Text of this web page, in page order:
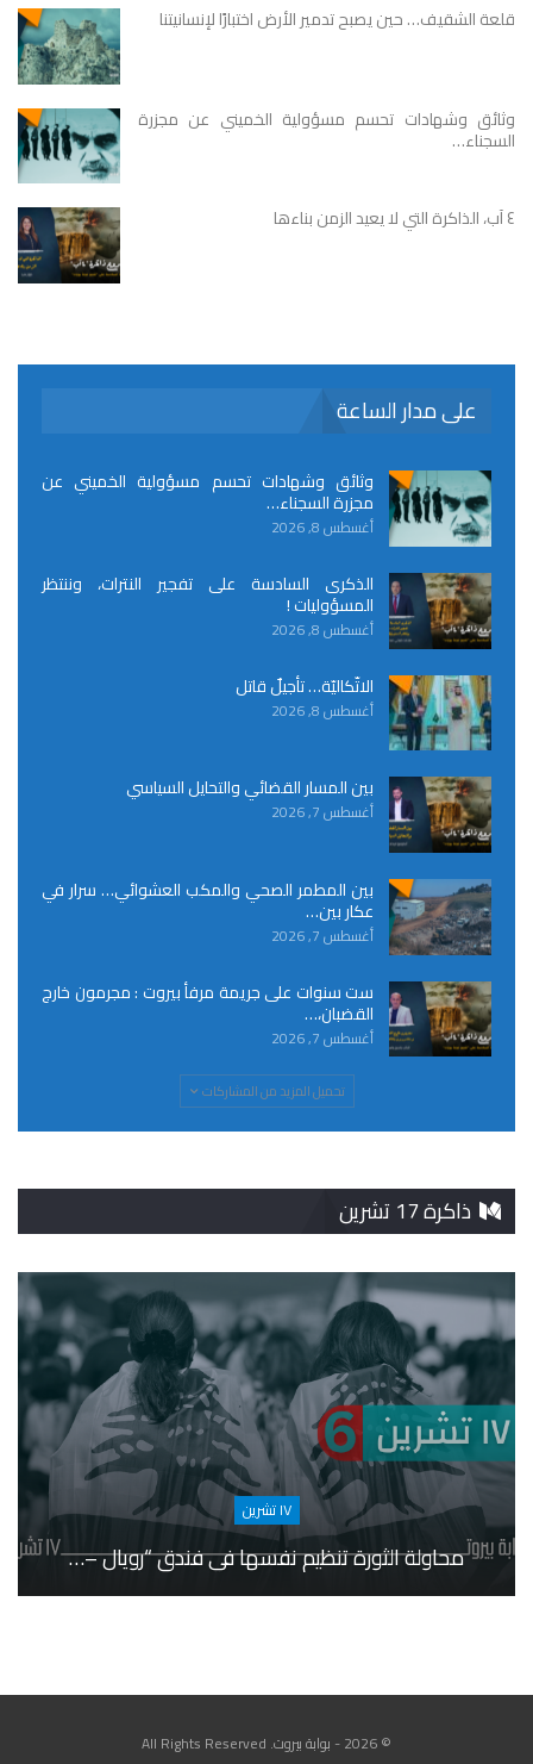
قلعة الشقيف… حين يصبح تدمير الأرض اختبارًا لإنسانيتنا
وثائق وشهادات تحسم مسؤولية الخميني عن مجزرة
السجناء…
٤ آب، الذاكرة التي لا يعيد الزمن بناءها
على مدار الساعة
وثائق وشهادات تحسم مسؤولية الخميني عن
مجزرة السجناء…
أغسطس 8, 2026
الذكرى السادسة على تفجير النترات، وننتظر
المسؤوليات !
أغسطس 8, 2026
الاتّكاليّة… تأجيلٌ قاتل
أغسطس 8, 2026
بين المسار القضائي والتحايل السياسي
أغسطس 7, 2026
بين المطمر الصحي والمكب العشوائي… سرار في
عكار بين…
أغسطس 7, 2026
ست سنوات على جريمة مرفأ بيروت : مجرمون خارج
القضبان،…
أغسطس 7, 2026
تحميل المزيد من المشاركات
ذاكرة 17 تشرين
١٧ تشرين
محاولة الثورة تنظيم نفسها في فندق “رويال –…
© 2026 - بوابة بيروت. All Rights Reserved